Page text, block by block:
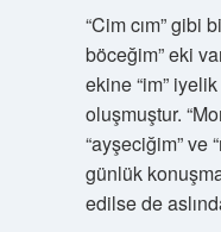
“Cim cım” gibi
böceğim” eki
ekine “im”
oluşmuştur.
“ayşeciğim” ve
günlük
edilse de